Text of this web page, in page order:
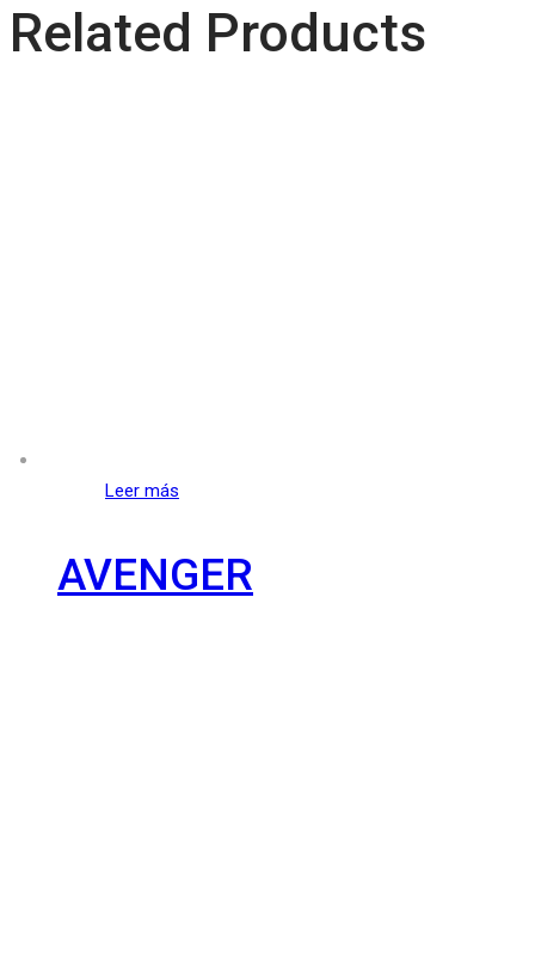
Related Products
Leer más
AVENGER